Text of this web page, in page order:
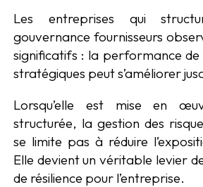
Les entreprises qui
gouvernance fournisseurs
significatifs : la performance de
stratégiques peut s’améliorer
Lorsqu’elle est mise en
structurée, la gestion des
se limite pas à réduire
Elle devient un véritable levier
de résilience pour l’entreprise.